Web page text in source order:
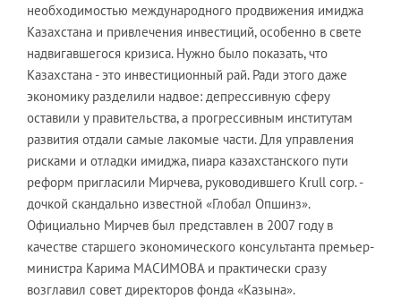
необходимостью международного продвижения имиджа
Казахстана и привлечения инвестиций, особенно в свете
надвигавшегося кризиса. Нужно было показать, что
Казахстана - это инвестиционный рай. Ради этого даже
экономику разделили надвое: депрессивную сферу
оставили у правительства, а прогрессивным институтам
развития отдали самые лакомые части. Для управления
рисками и отладки имиджа, пиара казахстанского пути
реформ пригласили Мирчева, руководившего Krull corp. -
дочкой скандально известной «Глобал Опшинз».
Официально Мирчев был представлен в 2007 году в
качестве старшего экономического консультанта премьер-
министра Карима МАСИМОВА и практически сразу
возглавил совет директоров фонда «Казына».